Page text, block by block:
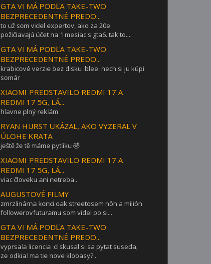
GTA VI MÁ PODĽA TAKE-TWO
BEZPRECEDENTNÉ PREDO...
to už som videl expertov, ako za 20e
požičiavajú účet na 1 mesiac s gta6. tak to...
GTA VI MÁ PODĽA TAKE-TWO
BEZPRECEDENTNÉ PREDO...
krabicové verzie bez disku :blee: nech si ju kúpi
somár
XIAOMI PREDSTAVILO REDMI 17 A
REDMI 17 5G, LÁ...
hlavne plný reklám
RYAN HURST UKÁZAL, AKO VYZERAL V
ÚLOHE KRATA
ještě že tě máme pytlíku 🤣
XIAOMI PREDSTAVILO REDMI 17 A
REDMI 17 5G, LÁ...
viac človeku ani netreba..
AUGUSTOVÉ FILMY
zmrzlinárna konci oak streetosem nôh a milión
followerovfuturamu som videl po si...
GTA VI MÁ PODĽA TAKE-TWO
BEZPRECEDENTNÉ PREDO...
vyprsala licencia :d skusal si sa pytat suseda,
ze odkial ma tie nove klobasy?...